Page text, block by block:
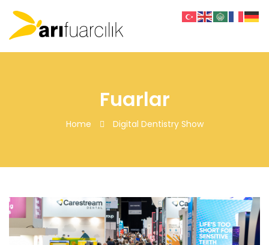
Fuarlar
Home Digital Dentistry Show